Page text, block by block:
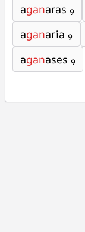
aganaras 9
aganaria 9
aganases 9